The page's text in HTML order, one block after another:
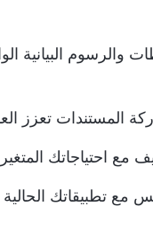
والرسوم البيانية
المستندات تعزز
مع احتياجاتك
مع تطبيقاتك